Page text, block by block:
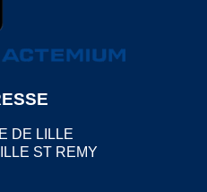
DE LILLE
ST REMY